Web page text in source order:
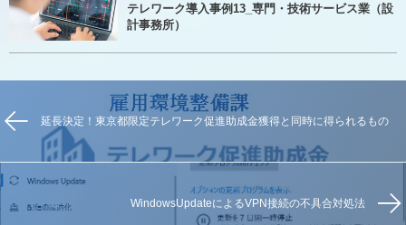
テレワーク導入事例13_専門・技術サービス業（設
計事務所）
延長決定！東京都限定テレワーク促進助成金獲得と同時に得られるもの
WindowsUpdateによるVPN接続の不具合対処法